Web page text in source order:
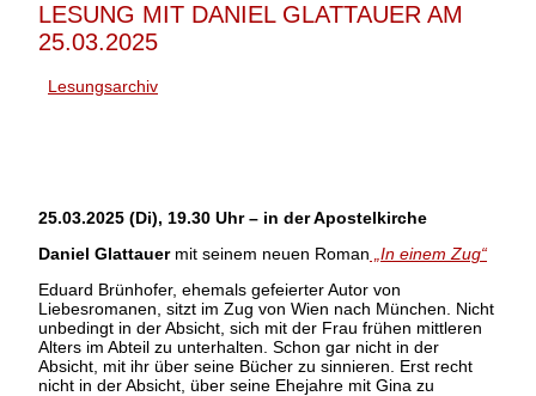
LESUNG MIT DANIEL GLATTAUER AM
25.03.2025
Lesungsarchiv
25.03.2025 (Di), 19.30 Uhr – in der Apostelkirche
Daniel Glattauermit seinem neuen Roman „In einem Zug“
Eduard Brünhofer, ehemals gefeierter Autor von
Liebesromanen, sitzt im Zug von Wien nach München. Nicht
unbedingt in der Absicht, sich mit der Frau frühen mittleren
Alters im Abteil zu unterhalten. Schon gar nicht in der
Absicht, mit ihr über seine Bücher zu sinnieren. Erst recht
nicht in der Absicht, über seine Ehejahre mit Gina zu